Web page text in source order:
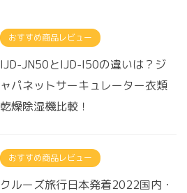
おすすめ商品レビュー
IJD-JN50とIJD-I50の違いは？ジ
ャパネットサーキュレーター衣類
乾燥除湿機比較！
おすすめ商品レビュー
クルーズ旅行日本発着2022国内・